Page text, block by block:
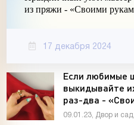
из пряжи - «Своими
17 декабря 2024
Если любимые
выкидывайте
раз-два -
09.01.23, Двор и